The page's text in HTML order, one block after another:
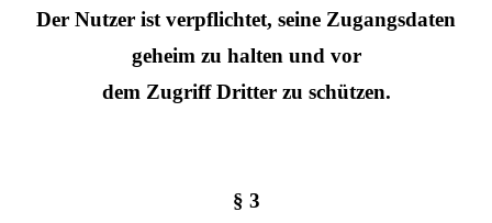
Der Nutzer ist verpflichtet, seine Zugangsdaten
geheim zu halten und vor
dem Zugriff Dritter zu schützen.
§ 3